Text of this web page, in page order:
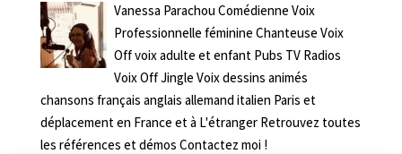
Vanessa Parachou Comédienne Voix
Professionnelle féminine Chanteuse Voix
Off voix adulte et enfant Pubs TV Radios
Voix Off Jingle Voix dessins animés
chansons français anglais allemand italien Paris et
déplacement en France et à L'étranger Retrouvez toutes
les références et démos Contactez moi !